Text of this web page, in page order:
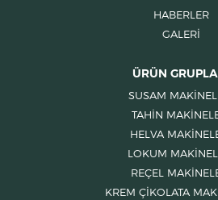
HABERLER
GALERİ
ÜRÜN
SUSAM
TAHİN
HELVA
LOKUM
REÇEL
KREM ÇİKOLATA